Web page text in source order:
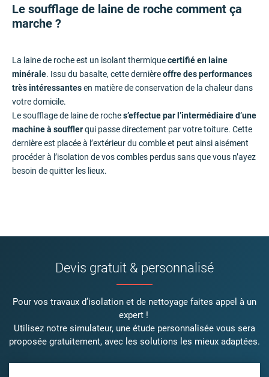
Le soufflage de laine de roche comment ça
marche ?
La laine de roche est un isolant thermiquecertifié en laine
minérale. Issu du basalte, cette dernièreoffre des performances
très intéressantesen matière de conservation de la chaleur dans
votre domicile.
Le soufflage de laine de roches’effectue par l’intermédiaire d’une
machine à soufflerqui passe directement par votre toiture. Cette
dernière est placée à l’extérieur du comble et peut ainsi aisément
procéder à l’isolation de vos combles perdus sans que vous n’ayez
besoin de quitter les lieux.
Devis gratuit & personnalisé
Pour vos travaux d’isolation et de nettoyage faites appel à un
expert !
Utilisez notre simulateur, une étude personnalisée vous sera
proposée gratuitement, avec les solutions les mieux adaptées.